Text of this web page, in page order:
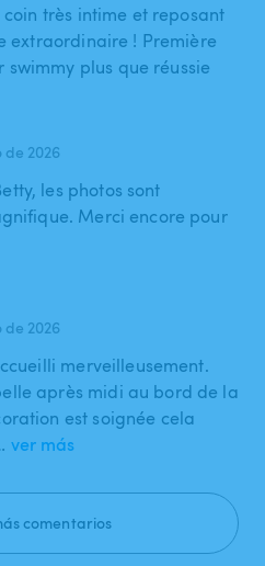
très intime et reposant
extraordinaire ! Première
swimmy plus que réussie
de 2026
les photos sont
Merci encore pour
de 2026
merveilleusement.
après midi au bord de la
est soignée cela
ver más
comentarios